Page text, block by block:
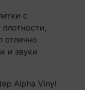
с
отлично
и звуки
Alpha Vinyl